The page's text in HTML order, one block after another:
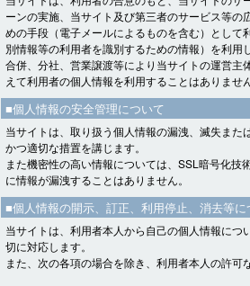
ーンの実施、当サイト及び第三者のサービス等
めの手段（電子メールによるものを含む）とし
別情報等の利用者を識別するための情報）を利用し
合併、分社、営業譲渡等により当サイトの運営
えて利用者の個人情報を利用することはありません
■個人情報の安全管理について
当サイトは、取り扱う個人情報の漏洩、滅失ま
かつ適切な措置を講じます。
また機密性の高い情報については、SSL暗号化
に情報が漏洩することはありません。
■個人情報の開示、訂正、利用停止、消去等に
当サイトは、利用者本人から自己の個人情報に
切に対応します。
また、次の各項の場合を除き、利用者本人の許可